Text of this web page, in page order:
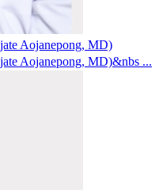
Aojanepong, MD)
Aojanepong, MD)&nbs ...